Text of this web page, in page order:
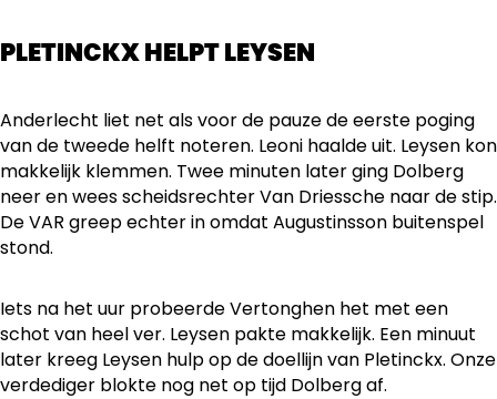
PLETINCKX HELPT LEYSEN
Anderlecht liet net als voor de pauze de eerste poging
van de tweede helft noteren. Leoni haalde uit. Leysen kon
makkelijk klemmen. Twee minuten later ging Dolberg
neer en wees scheidsrechter Van Driessche naar de stip.
De VAR greep echter in omdat Augustinsson buitenspel
stond.
Iets na het uur probeerde Vertonghen het met een
schot van heel ver. Leysen pakte makkelijk. Een minuut
later kreeg Leysen hulp op de doellijn van Pletinckx. Onze
verdediger blokte nog net op tijd Dolberg af.